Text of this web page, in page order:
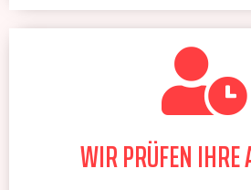
WIR PRÜFEN IHRE